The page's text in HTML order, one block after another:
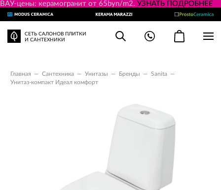
ВАУ-цены: керамогранит от 65byn/m2. УЗНАТЬ ПОДРОБНЕЕ
СЕТЬ САЛОНОВ ПЛИТКИ
И САНТЕХНИКИ
Главная — Сантехника — Унитазы — Бренды — Sanita
—
Унитаз-компакт Идеал комфорт